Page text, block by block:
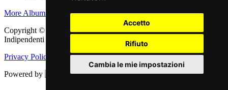
Accetto
Rifiuto
Cambia le mie impostazioni
More Albums
Copyright © 2011 - 2026 adEIdJ - Associazione delle Etichette
Indipendenti di Jazz. All Rights Reserved.
Privacy Policy
Cookie Policy
Powered by
Web Engine